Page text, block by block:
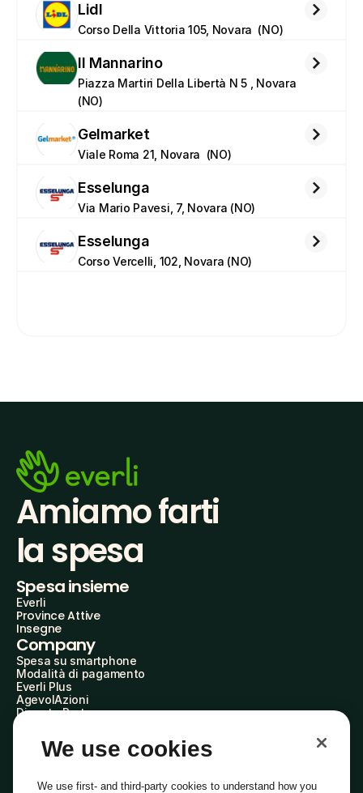
Lidl
Corso Della Vittoria 105, Novara  (NO)
Il Mannarino
Piazza Martiri Della Libertà N 5 , Novara
(NO)
Gelmarket
Viale Roma 21, Novara  (NO)
Esselunga
Via Mario Pavesi, 7, Novara (NO)
Esselunga
Corso Vercelli, 102, Novara (NO)
Amiamo farti
la spesa
Spesa insieme
Everli
Province Attive
Insegne
Company
Spesa su smartphone
Modalità di pagamento
Everli Plus
AgevolAzioni
Diventa Partner
Everli Shoppers
About Us
Everli News
We use cookies
We use first- and third-party cookies to understand how you